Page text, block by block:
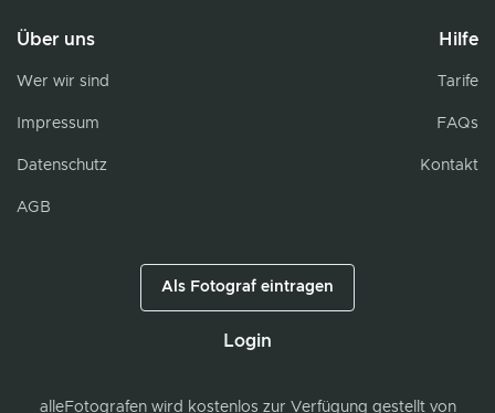
Über uns
Wer wir sind
Impressum
Datenschutz
AGB
Hilfe
Tarife
FAQs
Kontakt
Als Fotograf eintragen
Login
alleFotografenwird kostenlos zur Verfügung gestellt von